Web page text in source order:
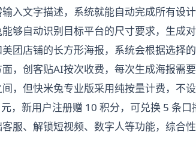
入文字描述，系统就能自动完成所有设
够自动识别目标平台的尺寸要求，生成
团店铺的长方形海报，系统会根据选择
，创客贴AI按次收费，每次生成海报需
，但快米兔专业版采用纯按量计费，不设
，新用户注册赠 10 积分，可兑换 5 条口
服、解锁短视频、数字人等功能，综合性